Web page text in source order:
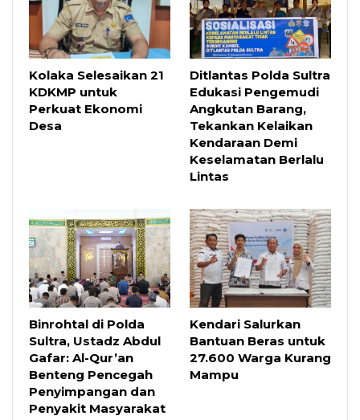
Kolaka Selesaikan 21
KDKMP untuk
Perkuat Ekonomi
Desa
Ditlantas Polda Sultra
Edukasi Pengemudi
Angkutan Barang,
Tekankan Kelaikan
Kendaraan Demi
Keselamatan Berlalu
Lintas
Binrohtal di Polda
Sultra, Ustadz Abdul
Gafar: Al-Qur’an
Benteng Pencegah
Penyimpangan dan
Penyakit Masyarakat
Kendari Salurkan
Bantuan Beras untuk
27.600 Warga Kurang
Mampu